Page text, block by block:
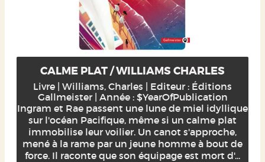
CALME PLAT / WILLIAMS CHARLES
Livre | Williams, Charles | Editeur : Éditions
Gallmeister | Année : $YearOfPublication
Ingram et Rae passent une lune de miel idyllique
sur l'océan Pacifique, même si un calme plat
immobilise leur voilier. Un canot s'approche,
mené à la rame par un jeune homme à bout de
force. Il raconte que son équipage est mort d'...